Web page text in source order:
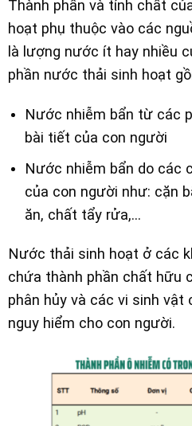
Thành phần và tính chất
hoạt phụ thuộc vào các
là lượng nước ít hay nhiều
phần nước thải sinh hoạt
Nước nhiễm bẩn từ các
bài tiết của con người
Nước nhiễm bẩn do các
của con người như: cặn
ăn, chất tẩy rửa,…
Nước thải sinh hoạt ở các
chứa thành phần chất hữu
phân hủy và các vi sinh vật
nguy hiểm cho con người.